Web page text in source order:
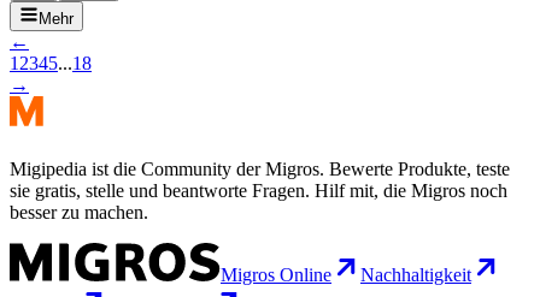
Mehr
←
1 2345...18
→
Migipedia ist die Community der Migros. Bewerte Produkte, teste
sie gratis, stelle und beantworte Fragen. Hilf mit, die Migros noch
besser zu machen.
Migros Online
Nachhaltigkeit